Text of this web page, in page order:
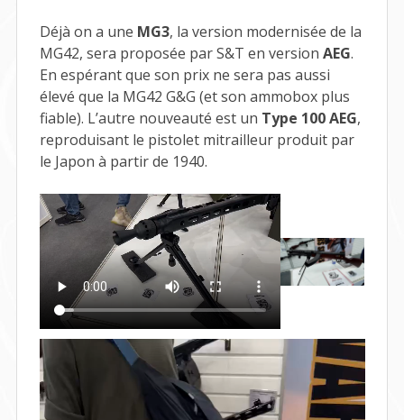
Déjà on a une MG3, la version modernisée de la
MG42, sera proposée par S&T en version AEG.
En espérant que son prix ne sera pas aussi
élevé que la MG42 G&G (et son ammobox plus
fiable). L’autre nouveauté est un Type 100 AEG,
reproduisant le pistolet mitrailleur produit par
le Japon à partir de 1940.